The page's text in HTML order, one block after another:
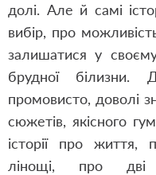
долі. Але й самі
вибір, про
залишатися у
брудної білизни.
промовисто, доволі
сюжетів, якісного
історії про
лінощі, про дві